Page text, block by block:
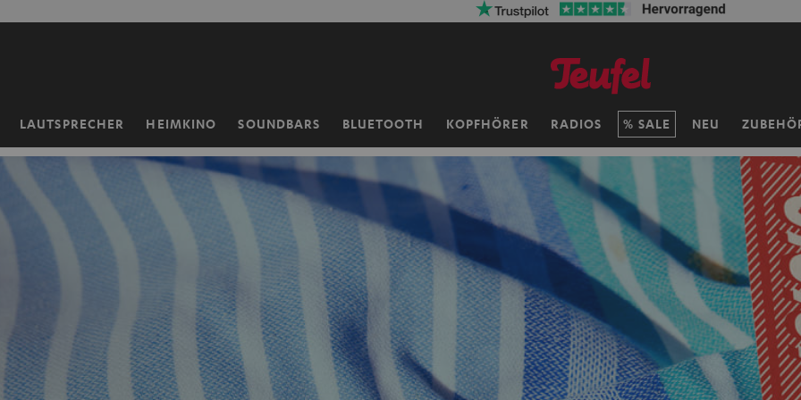
LAUTSPRECHER HEIMKINO SOUNDBARS BLUETOOTH KOPFHÖRER RADIOS SALE NEU
Startseite